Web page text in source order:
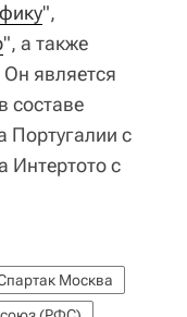
",
", а также
Он является
составе
Португалии с
Интертото с
Москва